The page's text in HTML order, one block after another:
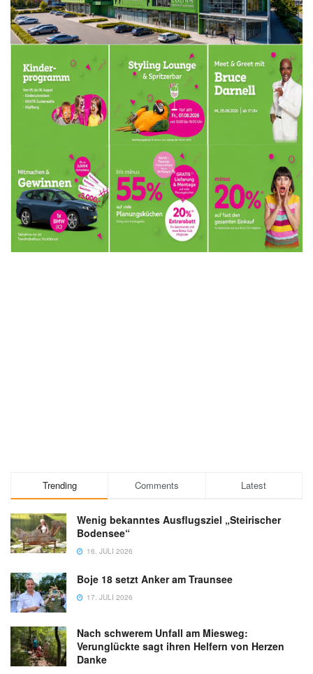
Trending Comments Latest
Wenig bekanntes Ausflugsziel „Steirischer
Bodensee“
16. JULI 2026
Boje 18 setzt Anker am Traunsee
17. JULI 2026
Nach schwerem Unfall am Miesweg:
Verunglückte sagt ihren Helfern von Herzen
Danke